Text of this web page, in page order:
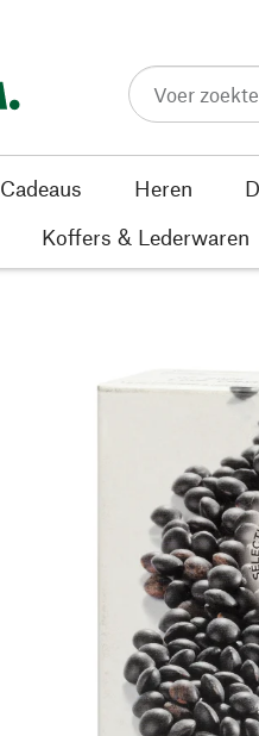
Cadeaus Heren
Koffers & Lederwaren